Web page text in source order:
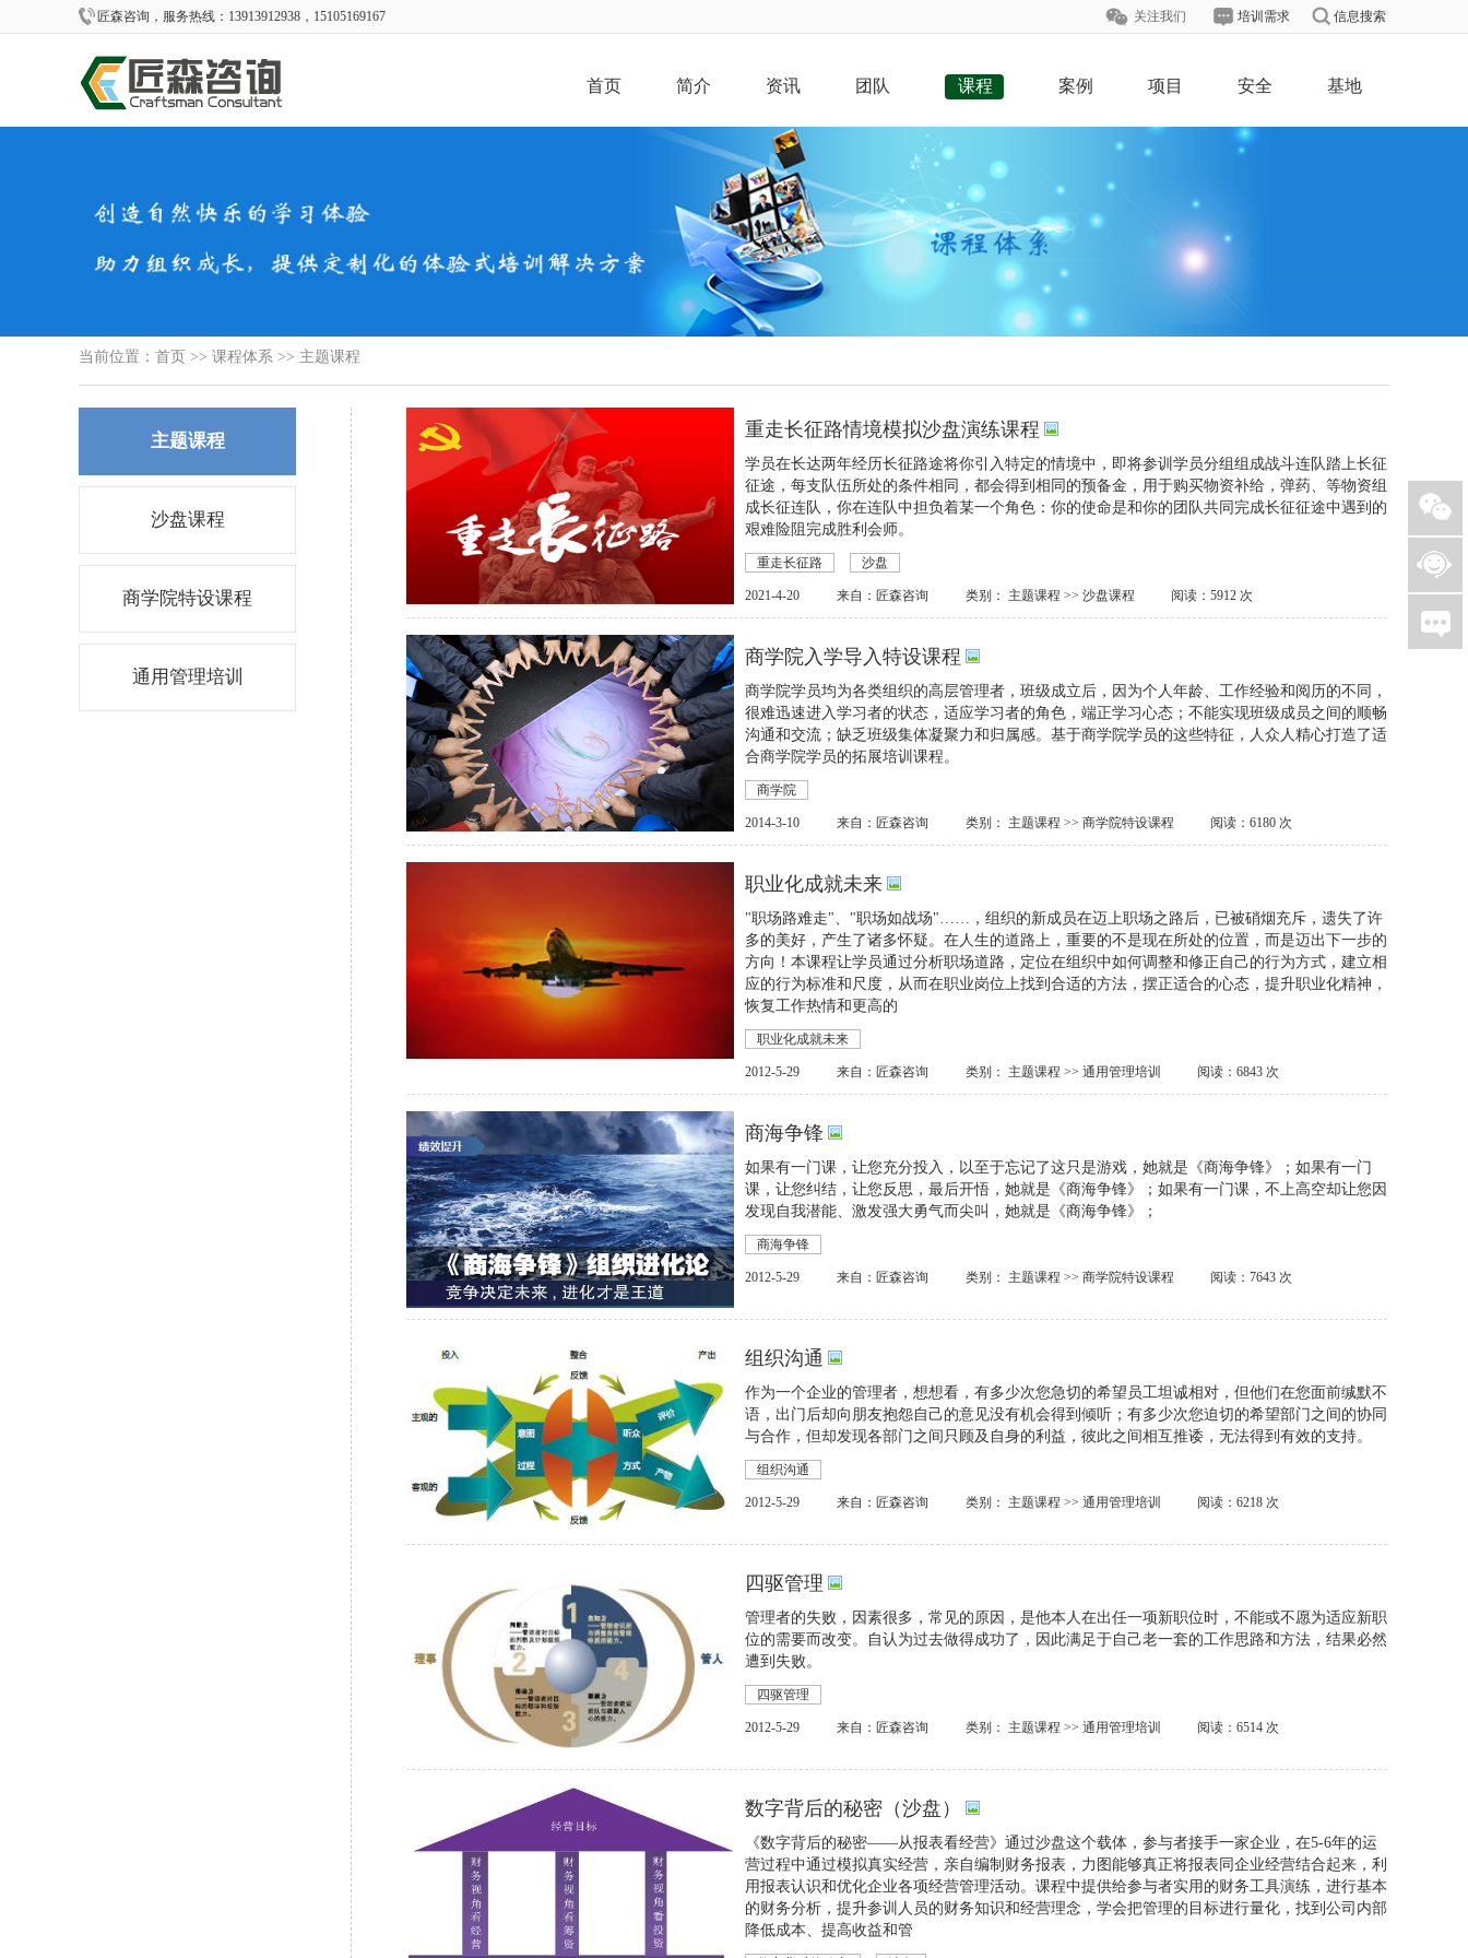
匠森咨询，服务热线：13913912938，15105169167 关注我们 培训需求 信息搜索
首页 简介 资讯 团队 课程 案例 项目 安全 基地
当前位置： 首页 >> 课程体系 >> 主题课程
主题课程
沙盘课程
商学院特设课程
通用管理培训
重走长征路情境模拟沙盘演练课程
学员在长达两年经历长征路途将你引入特定的情境中，即将参训学员分组组成战斗连队踏上长征
征途，每支队伍所处的条件相同，都会得到相同的预备金，用于购买物资补给，弹药、等物资组
成长征连队，你在连队中担负着某一个角色：你的使命是和你的团队共同完成长征征途中遇到的
艰难险阻完成胜利会师。
重走长征路 沙盘
2021-4-20 来自：匠森咨询 类别： 主题课程 >> 沙盘课程 阅读：5912 次
商学院入学导入特设课程
商学院学员均为各类组织的高层管理者，班级成立后，因为个人年龄、工作经验和阅历的不同，
很难迅速进入学习者的状态，适应学习者的角色，端正学习心态；不能实现班级成员之间的顺畅
沟通和交流；缺乏班级集体凝聚力和归属感。基于商学院学员的这些特征，人众人精心打造了适
合商学院学员的拓展培训课程。
商学院
2014-3-10 来自：匠森咨询 类别： 主题课程 >> 商学院特设课程 阅读：6180 次
职业化成就未来
"职场路难走"、"职场如战场"……，组织的新成员在迈上职场之路后，已被硝烟充斥，遗失了许
多的美好，产生了诸多怀疑。在人生的道路上，重要的不是现在所处的位置，而是迈出下一步的
方向！本课程让学员通过分析职场道路，定位在组织中如何调整和修正自己的行为方式，建立相
应的行为标准和尺度，从而在职业岗位上找到合适的方法，摆正适合的心态，提升职业化精神，
恢复工作热情和更高的
职业化成就未来
2012-5-29 来自：匠森咨询 类别： 主题课程 >> 通用管理培训 阅读：6843 次
商海争锋
如果有一门课，让您充分投入，以至于忘记了这只是游戏，她就是《商海争锋》；如果有一门
课，让您纠结，让您反思，最后开悟，她就是《商海争锋》；如果有一门课，不上高空却让您因
发现自我潜能、激发强大勇气而尖叫，她就是《商海争锋》；
商海争锋
2012-5-29 来自：匠森咨询 类别： 主题课程 >> 商学院特设课程 阅读：7643 次
组织沟通
作为一个企业的管理者，想想看，有多少次您急切的希望员工坦诚相对，但他们在您面前缄默不
语，出门后却向朋友抱怨自己的意见没有机会得到倾听；有多少次您迫切的希望部门之间的协同
与合作，但却发现各部门之间只顾及自身的利益，彼此之间相互推诿，无法得到有效的支持。
组织沟通
2012-5-29 来自：匠森咨询 类别： 主题课程 >> 通用管理培训 阅读：6218 次
四驱管理
管理者的失败，因素很多，常见的原因，是他本人在出任一项新职位时，不能或不愿为适应新职
位的需要而改变。自认为过去做得成功了，因此满足于自己老一套的工作思路和方法，结果必然
遭到失败。
四驱管理
2012-5-29 来自：匠森咨询 类别： 主题课程 >> 通用管理培训 阅读：6514 次
数字背后的秘密（沙盘）
《数字背后的秘密——从报表看经营》通过沙盘这个载体，参与者接手一家企业，在5-6年的运
营过程中通过模拟真实经营，亲自编制财务报表，力图能够真正将报表同企业经营结合起来，利
用报表认识和优化企业各项经营管理活动。课程中提供给参与者实用的财务工具演练，进行基本
的财务分析，提升参训人员的财务知识和经营理念，学会把管理的目标进行量化，找到公司内部
降低成本、提高收益和管